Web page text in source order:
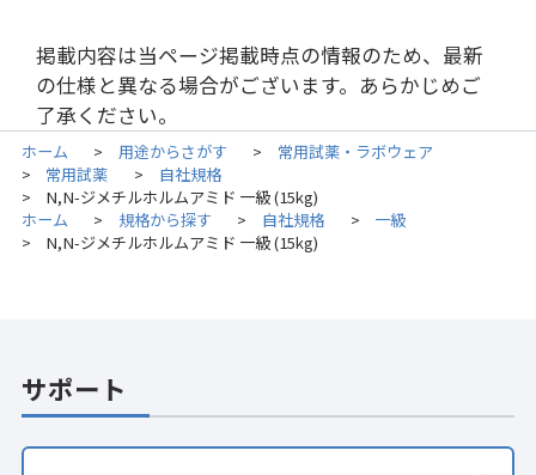
掲載内容は当ページ掲載時点の情報のため、最新
の仕様と異なる場合がございます。あらかじめご
了承ください。
ホーム > 用途からさがす > 常用試薬・ラボウェア
> 常用試薬 > 自社規格
>
N,N-ジメチルホルムアミド 一級 (15kg)
ホーム
> 規格から探す > 自社規格 > 一級
> N,N-ジメチルホルムアミド 一級 (15kg)
サポート